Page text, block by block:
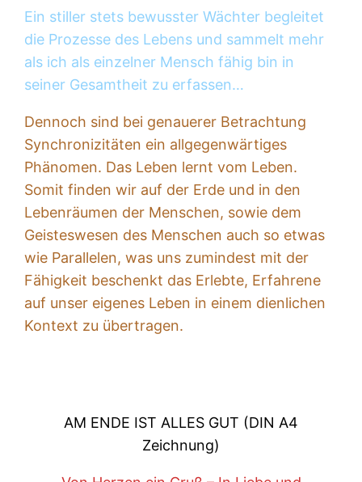
Ein stiller stets bewusster Wächter begleitet
die Prozesse des Lebens und sammelt mehr
als ich als einzelner Mensch fähig bin in
seiner Gesamtheit zu erfassen…
Dennoch sind bei genauerer Betrachtung
Synchronizitäten ein allgegenwärtiges
Phänomen. Das Leben lernt vom Leben.
Somit finden wir auf der Erde und in den
Lebenräumen der Menschen, sowie dem
Geisteswesen des Menschen auch so etwas
wie Parallelen, was uns zumindest mit der
Fähigkeit beschenkt das Erlebte, Erfahrene
auf unser eigenes Leben in einem dienlichen
Kontext zu übertragen.
AM ENDE IST ALLES GUT (DIN A4
Zeichnung)